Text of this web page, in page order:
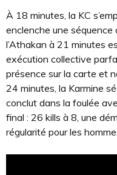
À 18 minutes, la KC
enclenche une
l’Athakan à 21 minutes
exécution collective
présence sur la carte et
24 minutes, la Karmine
conclut dans la foulée
final : 26 kills à 8, une
régularité pour les